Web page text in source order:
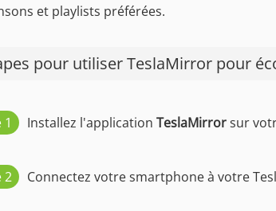
et playlists préférées.
pour utiliser TeslaMirror pour
1 Installez l'application TeslaMirrorsur
2 Connectez votre smartphone à votre